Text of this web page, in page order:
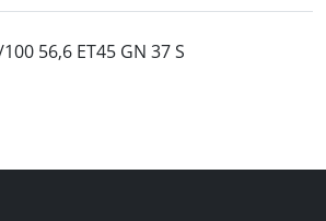
56,6 ET45 GN 37 S